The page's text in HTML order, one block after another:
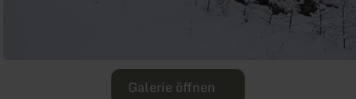
Galerie öffnen